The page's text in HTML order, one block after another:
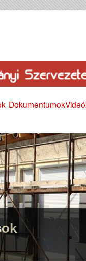
Dokumentumok